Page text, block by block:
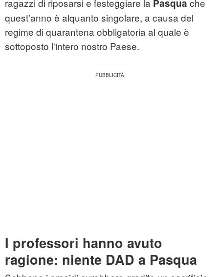
ragazzi di riposarsi e festeggiare la Pasqua che
quest'anno è alquanto singolare, a causa del
regime di quarantena obbligatoria al quale è
sottoposto l'intero nostro Paese.
I professori hanno avuto
ragione: niente DAD a Pasqua